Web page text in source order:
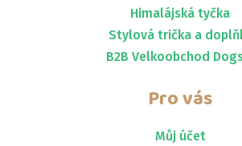
Himalájská tyčka
Stylová trička a
B2B Velkoobchod
Pro vás
Můj účet